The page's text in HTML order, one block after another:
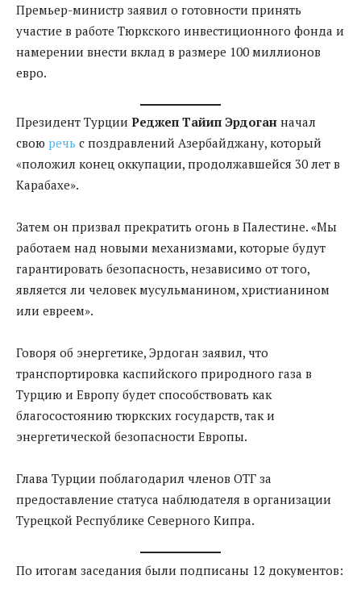
Премьер-министр заявил о готовности принять
участие в работе Тюркского инвестиционного фонда и
намерении внести вклад в размере 100 миллионов
евро.
Президент Турции Реджеп Тайип Эрдоган начал
свою речь с поздравлений Азербайджану, который
«положил конец оккупации, продолжавшейся 30 лет в
Карабахе».
Затем он призвал прекратить огонь в Палестине. «Мы
работаем над новыми механизмами, которые будут
гарантировать безопасность, независимо от того,
является ли человек мусульманином, христианином
или евреем».
Говоря об энергетике, Эрдоган заявил, что
транспортировка каспийского природного газа в
Турцию и Европу будет способствовать как
благосостоянию тюркских государств, так и
энергетической безопасности Европы.
Глава Турции поблагодарил членов ОТГ за
предоставление статуса наблюдателя в организации
Турецкой Республике Северного Кипра.
По итогам заседания были подписаны 12 документов: